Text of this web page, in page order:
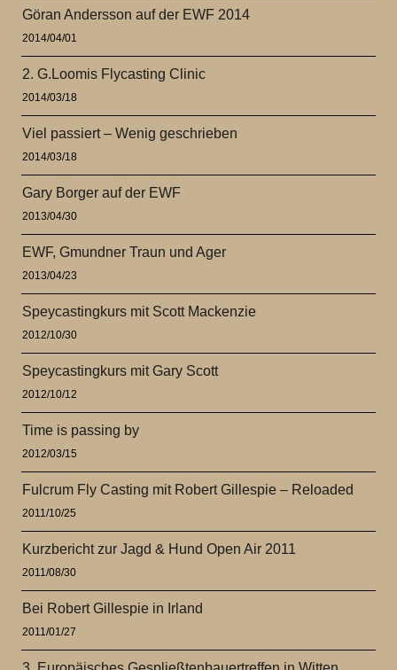
Göran Andersson auf der EWF 2014
2014/04/01
2. G.Loomis Flycasting Clinic
2014/03/18
Viel passiert – Wenig geschrieben
2014/03/18
Gary Borger auf der EWF
2013/04/30
EWF, Gmundner Traun und Ager
2013/04/23
Speycastingkurs mit Scott Mackenzie
2012/10/30
Speycastingkurs mit Gary Scott
2012/10/12
Time is passing by
2012/03/15
Fulcrum Fly Casting mit Robert Gillespie – Reloaded
2011/10/25
Kurzbericht zur Jagd & Hund Open Air 2011
2011/08/30
Bei Robert Gillespie in Irland
2011/01/27